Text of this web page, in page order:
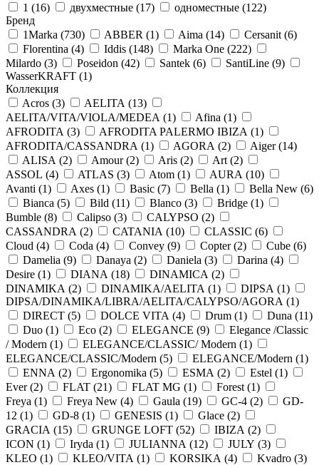
1 (16) двухместные (17) одноместные (122)
Бренд
1Marka (730) ABBER (1) Aima (14) Cersanit (6)
Florentina (4) Iddis (148) Marka One (222)
Milardo (3) Poseidon (42) Santek (6) SantiLine (9)
WasserKRAFT (1)
Коллекция
Acros (3) AELITA (13)
AELITA/VITA/VIOLA/MEDEA (1) Afina (1)
AFRODITA (3) AFRODITA PALERMO IBIZA (1)
AFRODITA/CASSANDRA (1) AGORA (2) Aiger (14)
ALISA (2) Amour (2) Aris (2) Art (2)
ASSOL (4) ATLAS (3) Atom (1) AURA (10)
Avanti (1) Axes (1) Basic (7) Bella (1) Bella New (6)
Bianca (5) Bild (11) Blanco (3) Bridge (1)
Bumble (8) Calipso (3) CALYPSO (2)
CASSANDRA (2) CATANIA (10) CLASSIC (6)
Cloud (4) Coda (4) Convey (9) Copter (2) Cube (6)
Damelia (9) Danaya (2) Daniela (3) Darina (4)
Desire (1) DIANA (18) DINAMICA (2)
DINAMIKA (2) DINAMIKA/AELITA (1) DIPSA (1)
DIPSA/DINAMIKA/LIBRA/AELITA/CALYPSO/AGORA (1)
DIRECT (5) DOLCE VITA (4) Drum (1) Duna (11)
Duo (1) Eco (2) ELEGANCE (9)
Elegance /Classic
/ Modern (1) ELEGANCE/CLASSIC/ Modern (1)
ELEGANCE/CLASSIC/Modern (5) ELEGANCE/Modern (1)
ENNA (2) Ergonomika (5) ESMA (2) Estel (1)
Ever (2) FLAT (21) FLAT MG (1) Forest (1)
Freya (1) Freya New (4) Gaula (19) GC-4 (2)
GD-
12 (1) GD-8 (1) GENESIS (1) Glace (2)
GRACIA (15) GRUNGE LOFT (52) IBIZA (2)
ICON (1) Iryda (1) JULIANNA (12) JULY (3)
KLEO (1) KLEO/VITA (1) KORSIKA (4) Kvadro (3)